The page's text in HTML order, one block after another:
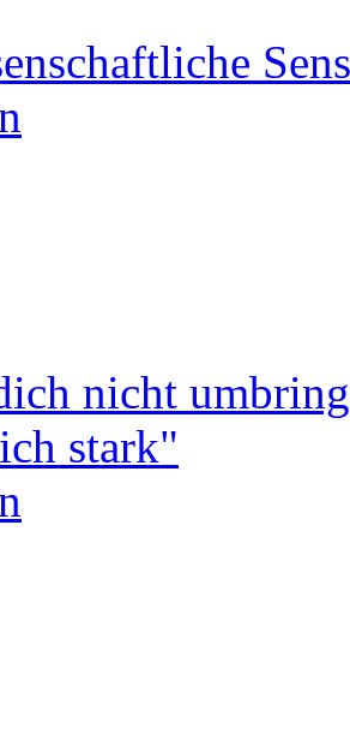
nicht
stark"